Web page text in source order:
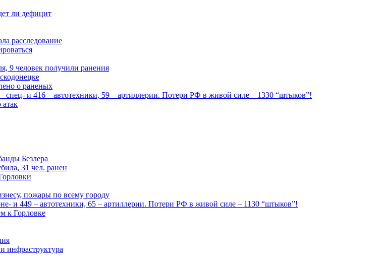
ли дефицит
расследование
9 человек получили ранения
о раненых
и 416 – автотехники, 59 – артиллерии. Потери РФ в живой силе – 1330 “штыков”!
Безлера
31 чел. ранен
пожары по всему городу
и 449 – автотехники, 65 – артиллерии. Потери РФ в живой силе – 1130 “штыков”!
к Горловке
инфраструктура